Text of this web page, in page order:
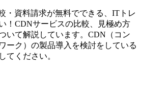
・資料請求が無料でできる、ITトレ
！CDNサービスの比較、見極め方
いて解説しています。 CDN（コン
ーク） の製品導入を検討をしている
てください。